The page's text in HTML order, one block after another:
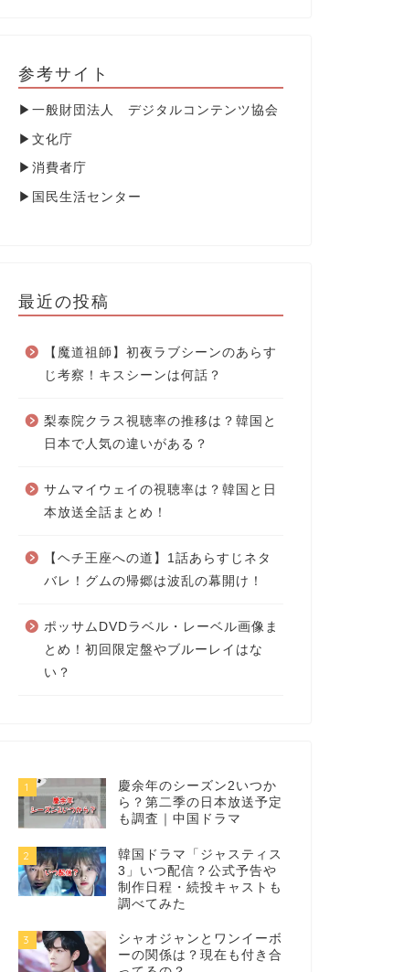
参考サイト
▶ 一般財団法人 デジタルコンテンツ協会
▶ 文化庁
▶ 消費者庁
▶ 国民生活センター
最近の投稿
【魔道祖師】初夜ラブシーンのあらす
じ考察！キスシーンは何話？
梨泰院クラス視聴率の推移は？韓国と
日本で人気の違いがある？
サムマイウェイの視聴率は？韓国と日
本放送全話まとめ！
【ヘチ王座への道】1話あらすじネタ
バレ！グムの帰郷は波乱の幕開け！
ポッサムDVDラベル・レーベル画像ま
とめ！初回限定盤やブルーレイはな
い？
1
慶余年のシーズン2いつか
ら？第二季の日本放送予定
も調査｜中国ドラマ
2
韓国ドラマ「ジャスティス
3」いつ配信？公式予告や
制作日程・続投キャストも
調べてみた
3
シャオジャンとワンイーボ
ーの関係は？現在も付き合